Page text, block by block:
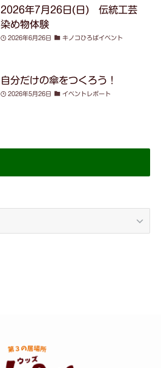
2026年7月26日(日) 伝統工芸
染め物体験
2026年6月26日 キノコひろばイベント
自分だけの傘をつくろう！
2026年5月26日 イベントレポート